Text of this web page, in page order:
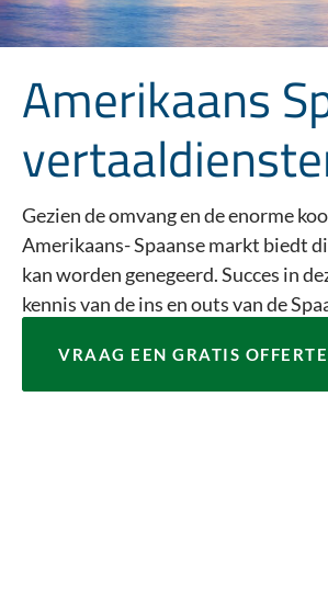
Amerikaans
Gezien de omvang en de enorme
Amerikaans- Spaanse markt biedt
kan worden genegeerd. Succes in
kennis van de ins en outs van de
VRAAG EEN GRATIS